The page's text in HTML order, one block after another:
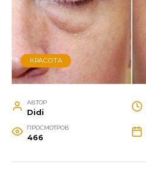
КРАСОТА
АВТОР
Didi
ПРОСМОТРОВ
466